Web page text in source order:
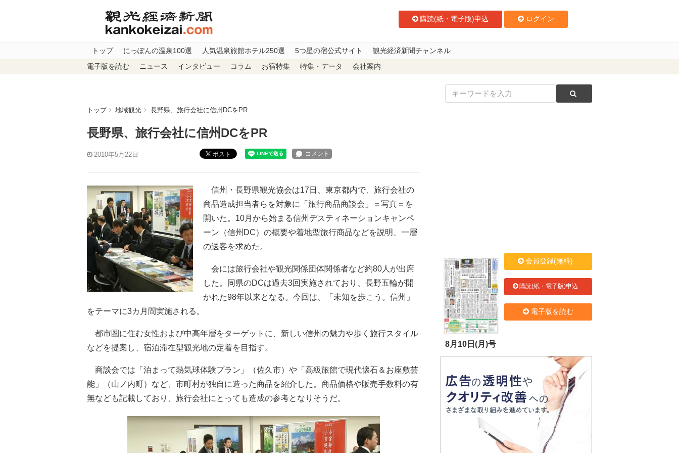
購読(紙・電子版)申込 ログイン
トップ にっぽんの温泉100選 人気温泉旅館ホテル250選 5つ星の宿公式サイト 観光経済新聞チャンネル
電子版を読む ニュース インタビュー コラム お宿特集 特集・データ 会社案内
トップ 地域観光 長野県、旅行会社に信州DCをPR
長野県、旅行会社に信州DCをPR
2010年5月22日 ポスト
信州・長野県観光協会は17日、東京都内で、旅行会社の
商品造成担当者らを対象に「旅行商品商談会」＝写真＝を
開いた。10月から始まる信州デスティネーションキャンペ
ーン（信州DC）の概要や着地型旅行商品などを説明、一層
の送客を求めた。
会には旅行会社や観光関係団体関係者など約80人が出席
した。同県のDCは過去3回実施されており、長野五輪が開
かれた98年以来となる。今回は、「未知を歩こう。信州」
をテーマに3カ月間実施される。
都市圏に住む女性および中高年層をターゲットに、新しい信州の魅力や歩く旅行スタイル
などを提案し、宿泊滞在型観光地の定着を目指す。
商談会では「泊まって熱気球体験プラン」（佐久市）や「高級旅館で現代懐石＆お座敷芸
能」（山ノ内町）など、市町村が独自に造った商品を紹介した。商品価格や販売手数料の有
無なども記載しており、旅行会社にとっても造成の参考となりそうだ。
8月10日(月)号
会員登録(無料)
購読(紙・電子版)申込
電子版を読む